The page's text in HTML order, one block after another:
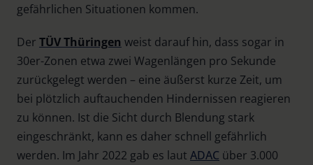
gefährlichen Situationen kommen.
Der TÜV Thüringen weist darauf hin, dass sogar in
30er-Zonen etwa zwei Wagenlängen pro Sekunde
zurückgelegt werden – eine äußerst kurze Zeit, um
bei plötzlich auftauchenden Hindernissen reagieren
zu können. Ist die Sicht durch Blendung stark
eingeschränkt, kann es daher schnell gefährlich
werden. Im Jahr 2022 gab es laut ADAC über 3.000